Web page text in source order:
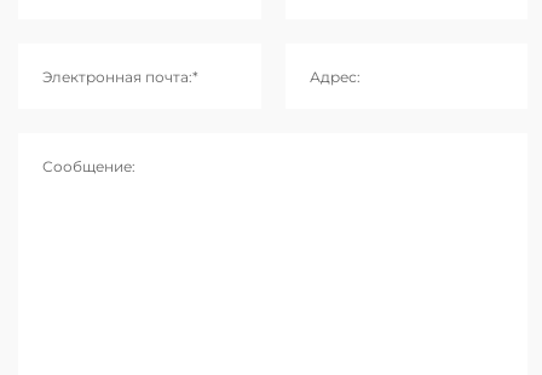
Электронная почта:* Адрес:
Сообщение: